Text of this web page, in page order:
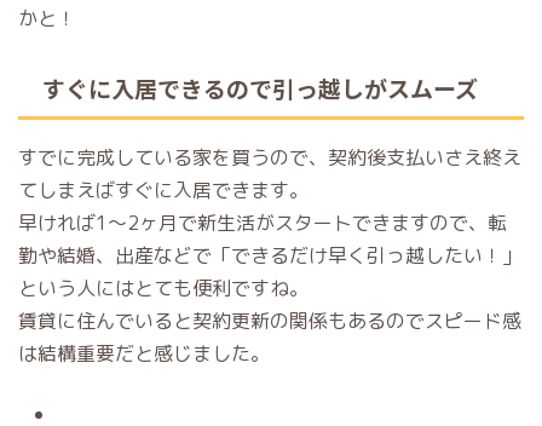
かと！
すぐに入居できるので引っ越しがスムーズ
すでに完成している家を買うので、契約後支払いさえ終え
てしまえばすぐに入居できます。
早ければ1〜2ヶ月で新生活がスタートできますので、転
勤や結婚、出産などで「できるだけ早く引っ越したい！」
という人にはとても便利ですね。
賃貸に住んでいると契約更新の関係もあるのでスピード感
は結構重要だと感じました。